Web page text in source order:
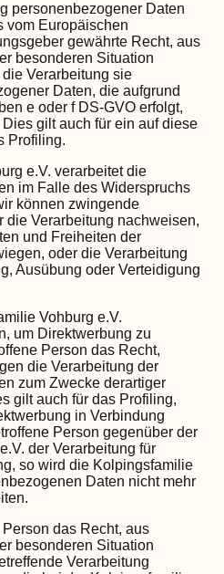
personenbezogener Daten
vom Europäischen
gewährte Recht, aus
besonderen Situation
Verarbeitung sie
Daten, die aufgrund
e oder f DS-GVO erfolgt,
gilt auch für ein auf diese
Profiling.
e.V. verarbeitet die
im Falle des Widerspruchs
können zwingende
die Verarbeitung nachweisen,
und Freiheiten der
oder die Verarbeitung
Ausübung oder Verteidigung
Vohburg e.V.
um Direktwerbung zu
Person das Recht,
die Verarbeitung der
zum Zwecke derartiger
gilt auch für das Profiling,
in Verbindung
Person gegenüber der
der Verarbeitung für
so wird die Kolpingsfamilie
Daten nicht mehr
das Recht, aus
besonderen Situation
Verarbeitung